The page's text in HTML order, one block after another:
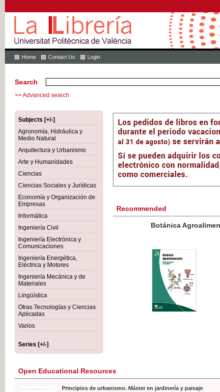
Home Contact Us Login
Search
>> Advanced search
Subjects [+/-]
Agronomía, Hidráulica y
Medio Natural
Arquitectura y Urbanismo
Arte y Humanidades
Ciencias
Ciencias Sociales y Jurídicas
Economía y Organización de
Empresas
Informática
Ingeniería Civil
Ingeniería Electrónica y
Comunicaciones
Ingeniería Energética,
Eléctrica y Motores
Ingeniería Mecánica y de
Materiales
Lingüística
Otras Tecnologías y Ciencias
Aplicadas
Varios
Series [+/-]
Recommended
Botánica Agroalimentaria
Open Educational Resources
Principios de urbanismo. Máster en jardinería y paisaje